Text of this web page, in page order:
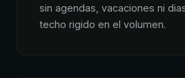
sin agendas, vacaciones ni
techo rigido en el volumen.